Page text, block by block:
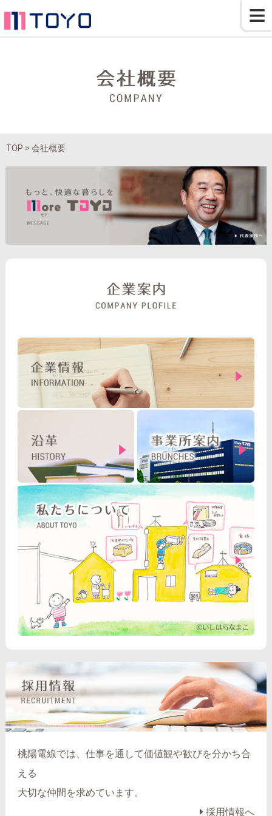
≡
TOP > 会社概要
桃陽電線では、仕事を通して価値観や歓びを分かち合
える
大切な仲間を求めています。
採用情報へ